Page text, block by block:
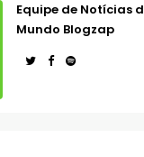
Equipe de Notícias
Mundo Blogzap